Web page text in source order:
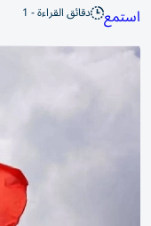
استمع دقائق القراءة - 1